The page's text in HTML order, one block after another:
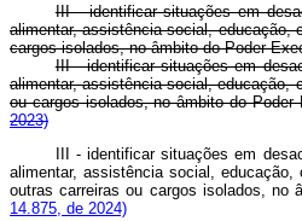
III - identificar situações em
alimentar, assistência social, educação,
cargos isolados, no âmbito do Poder
III - identificar situações em
alimentar, assistência social, educação,
ou cargos isolados, no âmbito do
2023)
III - identificar situações em
alimentar, assistência social,
outras carreiras ou cargos isolados, no
14.875, de 2024)